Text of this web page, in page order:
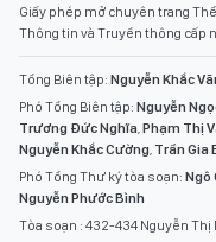
Giấy phép mở chuyên trang
Thông tin và Truyền thông cấp
Tổng Biên tập: Nguyễn Khắc
Phó Tổng Biên tập: Nguyễn
Trương Đức Nghĩa,Phạm Thị
Nguyễn Khắc Cường, Trần Gia
Phó Tổng Thư ký tòa soạn: Ngô
Nguyễn Phước Bình
Tòa soạn : 432-434 Nguyễn Thị